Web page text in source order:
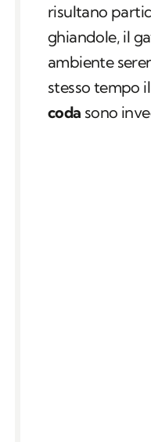
risultano
ghiandole, il
ambiente
stesso tempo
coda sono